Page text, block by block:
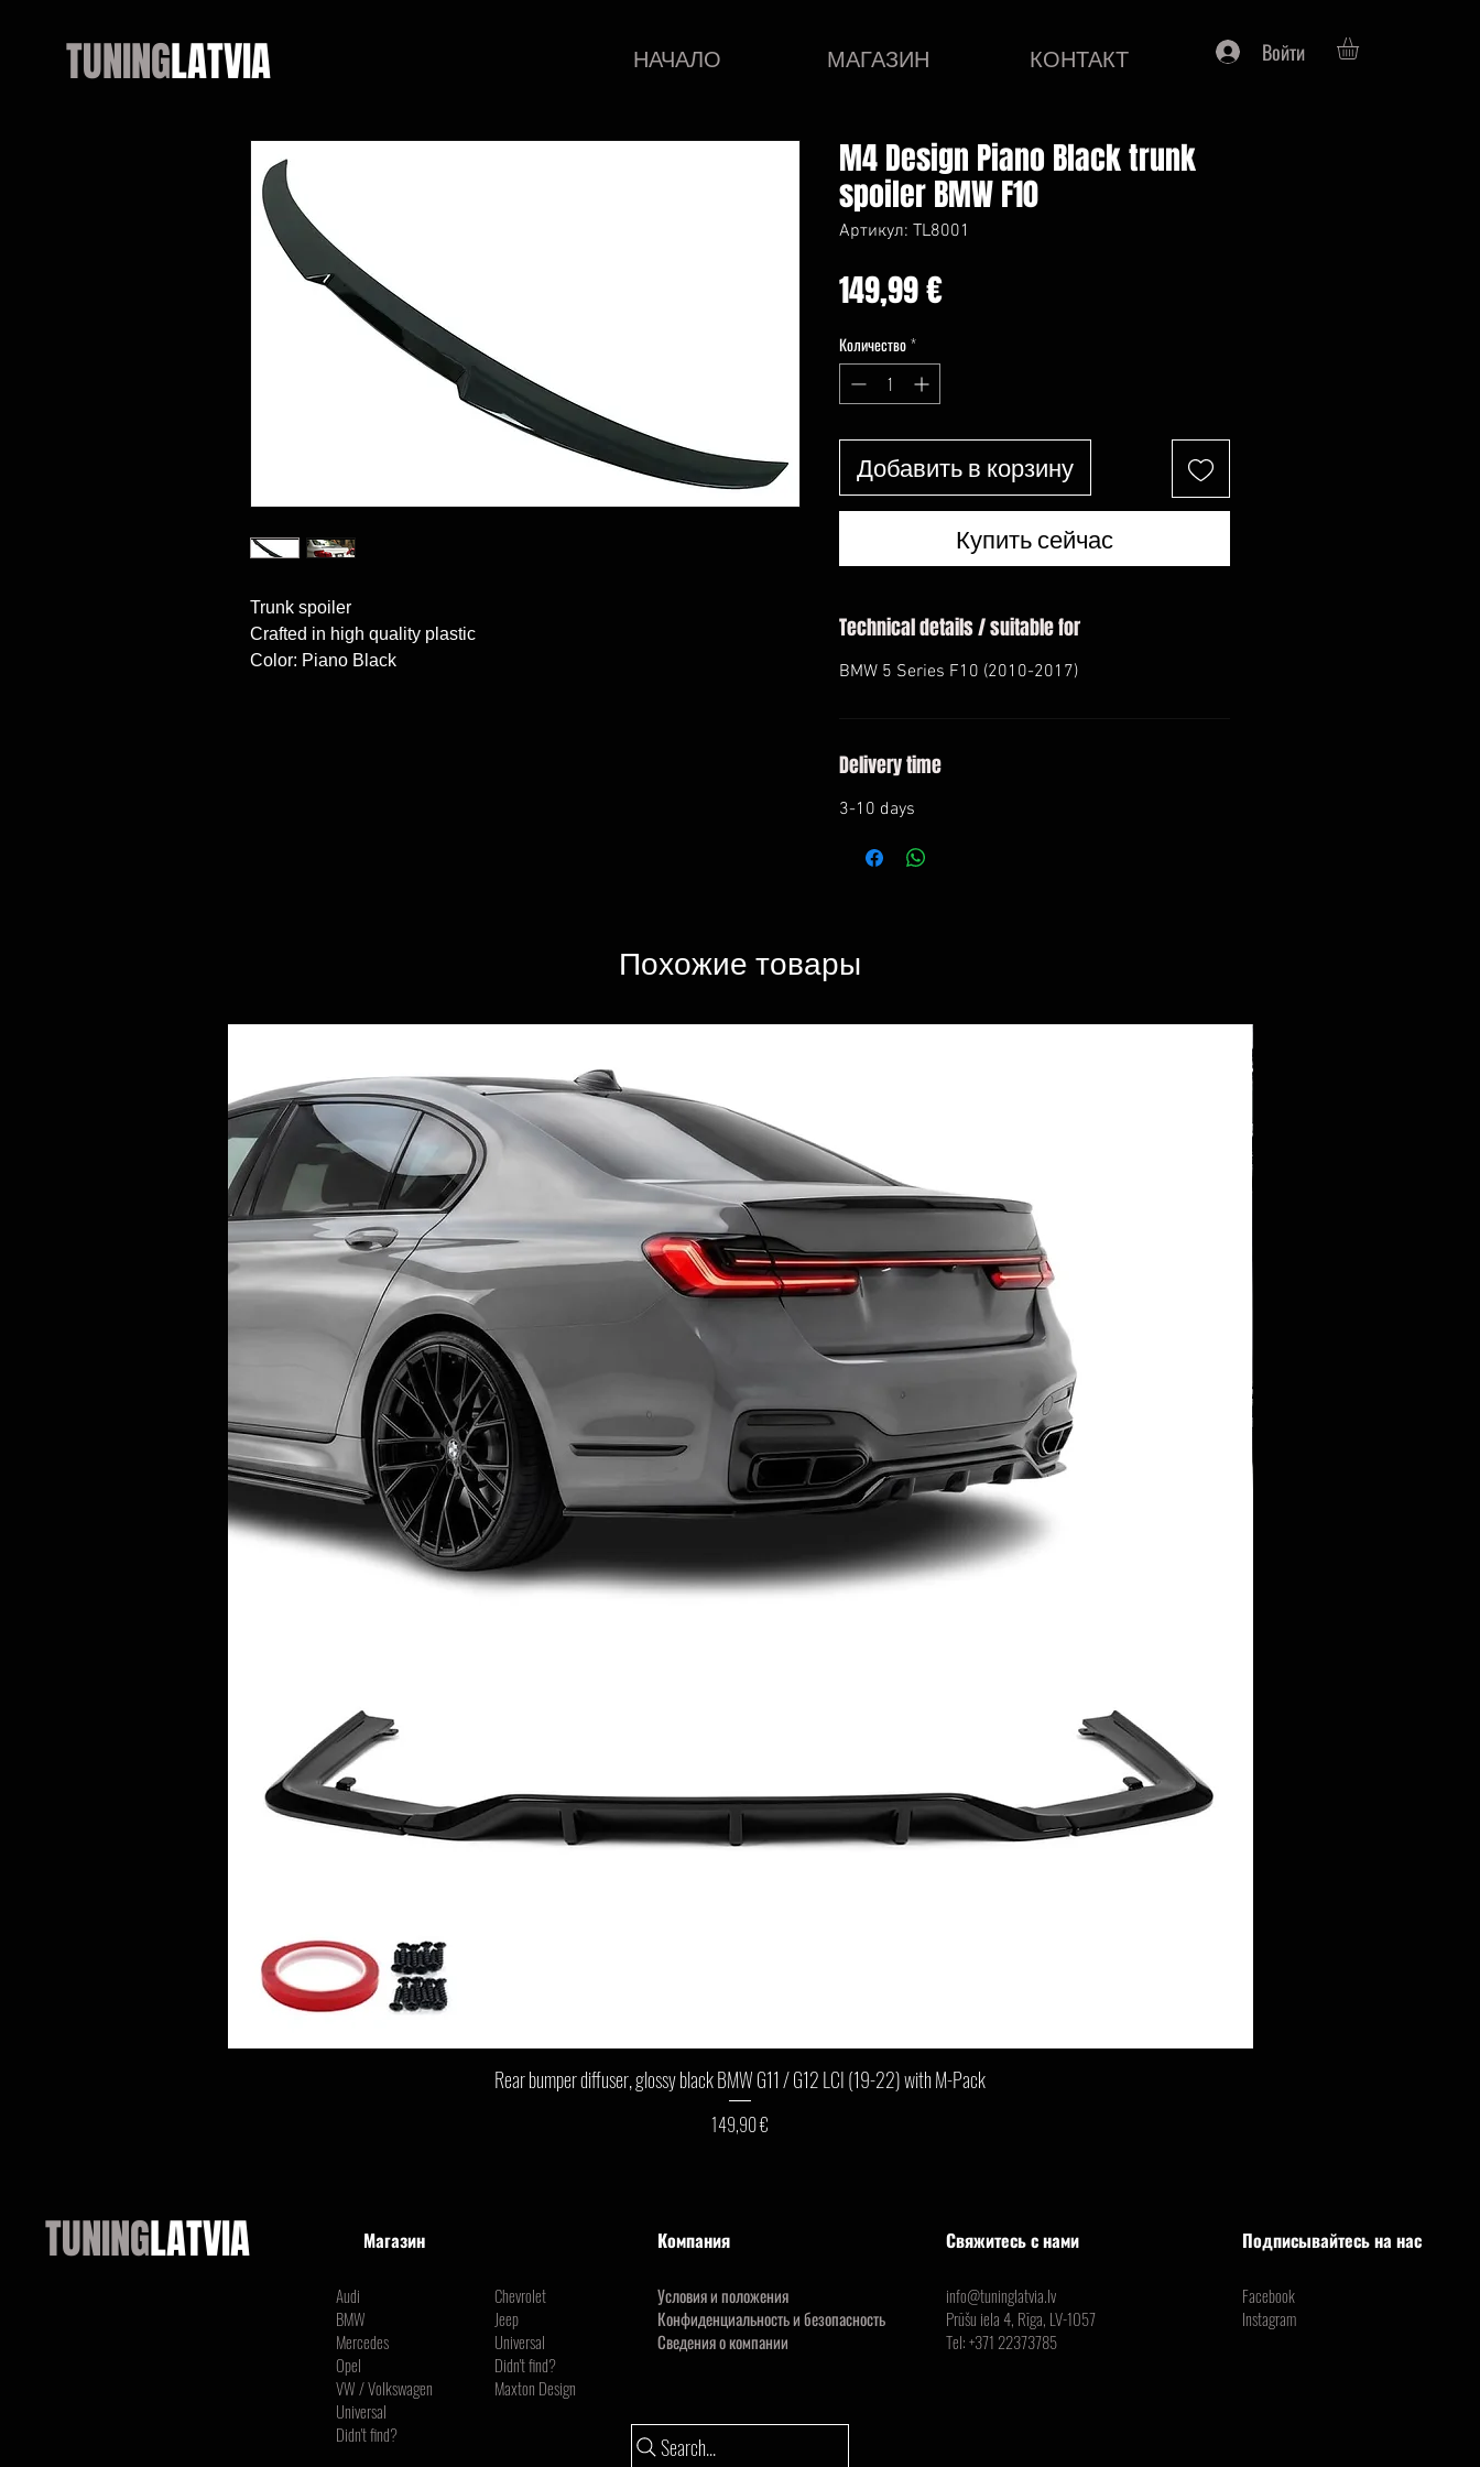
TUNINGLATVIA НАЧАЛО МАГАЗИН КОНТАКТ Войти
Trunk spoiler
Crafted in high quality plastic
Color: Piano Black
M4 Design Piano Black trunk
spoiler BMW F10
Артикул: TL8001
149,99 €Цена
Количество*
Добавить в корзину
Купить сейчас
Technical details / suitable for
BMW 5 Series F10 (2010-2017)
Delivery time
3-10 days
Похожие товары
Быстрый просмотр
Rear bumper diffuser, glossy black BMW G11 / G12 LCI (19-22) with M-Pack
Цена
149,90 €
Search...
TUNINGLATVIA Магазин
Audi
BMW
Mercedes
Opel
VW / Volkswagen
Universal
Didn't find?
Chevrolet
Jeep
Universal
Didn't find?
Maxton Design
Компания
Условия и положения
Конфиденциальность и безопасность
Сведения о компании
Свяжитесь с нами
info@tuninglatvia.lv
Prūšu iela 4, Rīga, LV-1057
Tel:+371 22373785
Подписывайтесь на нас
Facebook
Instagram